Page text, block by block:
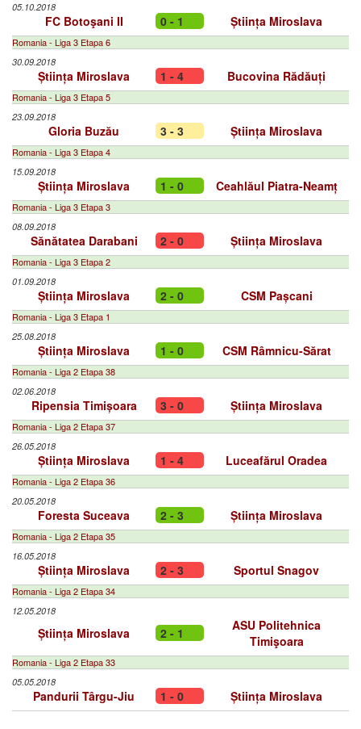
05.10.2018
FC Botoşani II 0 - 1 Știința Miroslava
Romania - Liga 3 Etapa 6
30.09.2018
Știința Miroslava 1 - 4 Bucovina Rădăuți
Romania - Liga 3 Etapa 5
23.09.2018
Gloria Buzău 3 - 3 Știința Miroslava
Romania - Liga 3 Etapa 4
15.09.2018
Știința Miroslava 1 - 0 Ceahlăul Piatra-Neamț
Romania - Liga 3 Etapa 3
08.09.2018
Sănătatea Darabani 2 - 0 Știința Miroslava
Romania - Liga 3 Etapa 2
01.09.2018
Știința Miroslava 2 - 0 CSM Pașcani
Romania - Liga 3 Etapa 1
25.08.2018
Știința Miroslava 1 - 0 CSM Râmnicu-Sărat
Romania - Liga 2 Etapa 38
02.06.2018
Ripensia Timișoara 3 - 0 Știința Miroslava
Romania - Liga 2 Etapa 37
26.05.2018
Știința Miroslava 1 - 4 Luceafărul Oradea
Romania - Liga 2 Etapa 36
20.05.2018
Foresta Suceava 2 - 3 Știința Miroslava
Romania - Liga 2 Etapa 35
16.05.2018
Știința Miroslava 2 - 3 Sportul Snagov
Romania - Liga 2 Etapa 34
12.05.2018
Știința Miroslava 2 - 1
ASU Politehnica
Timişoara
Romania - Liga 2 Etapa 33
05.05.2018
Pandurii Târgu-Jiu 1 - 0 Știința Miroslava